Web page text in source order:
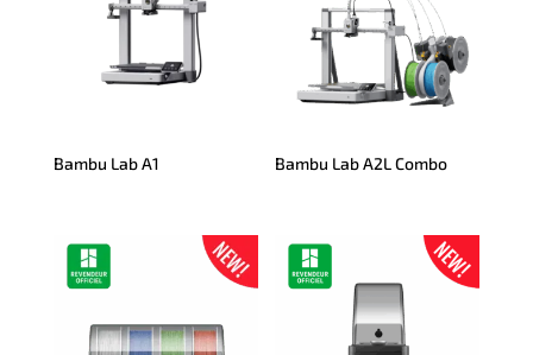
Bambu Lab A1 Bambu Lab A2L Combo